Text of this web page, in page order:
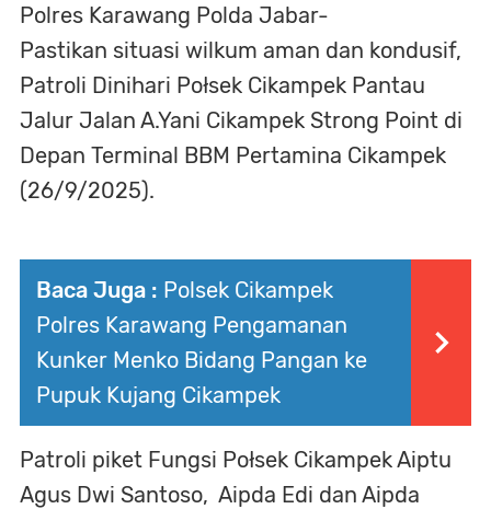
Polres Karawang Polda Jabar-
Pastikan situasi wilkum aman dan kondusif,
Patroli Dinihari Połsek Cikampek Pantau
Jalur Jalan A.Yani Cikampek Strong Point di
Depan Terminal BBM Pertamina Cikampek
(26/9/2025).
Baca Juga : Polsek Cikampek
Polres Karawang Pengamanan
Kunker Menko Bidang Pangan ke
Pupuk Kujang Cikampek
Patroli piket Fungsi Połsek Cikampek Aiptu
Agus Dwi Santoso, Aipda Edi dan Aipda